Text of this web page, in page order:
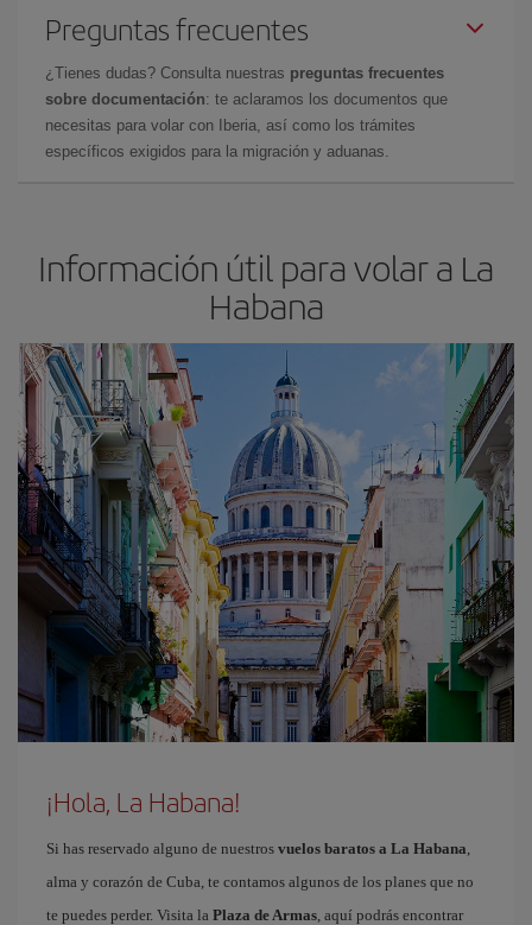
Preguntas frecuentes
¿Tienes dudas? Consulta nuestras preguntas frecuentes
sobre documentación: te aclaramos los documentos que
necesitas para volar con Iberia, así como los trámites
específicos exigidos para la migración y aduanas.
Información útil para volar a La
Habana
¡Hola, La Habana!
Si has reservado alguno de nuestros vuelos baratos a La Habana,
alma y corazón de Cuba, te contamos algunos de los planes que no
te puedes perder. Visita la Plaza de Armas, aquí podrás encontrar